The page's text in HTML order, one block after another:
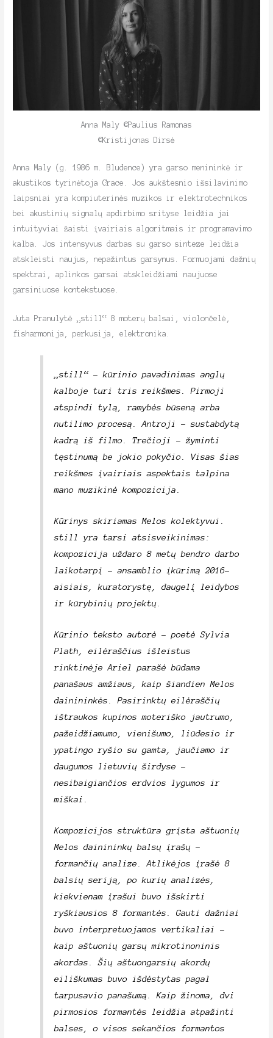
Anna Maly ©Paulius Ramonas
©Kristijonas Dirsė
Anna Maly (g. 1986 m. Bludence) yra garso menininkė ir
akustikos tyrinėtoja Grace. Jos aukštesnio išsilavinimo
laipsniai yra kompiuterinės muzikos ir elektrotechnikos
bei akustinių signalų apdirbimo srityse leidžia jai
intuityviai žaisti įvairiais algoritmais ir programavimo
kalba. Jos intensyvus darbas su garso sinteze leidžia
atskleisti naujus, nepažintus garsynus. Formuojami dažnių
spektrai, aplinkos garsai atskleidžiami naujuose
garsiniuose kontekstuose.
Juta Pranulytė „still“ ​​8 moterų balsai, violončelė,
fisharmonija, perkusija, elektronika.
„still“ – kūrinio pavadinimas anglų
kalboje turi tris reikšmes. Pirmoji
atspindi tylą, ramybės būseną arba
nutilimo procesą. Antroji – sustabdytą
kadrą iš filmo. Trečioji – žyminti
tęstinumą be jokio pokyčio. Visas šias
reikšmes įvairiais aspektais talpina
mano muzikinė kompozicija.
Kūrinys skiriamas Melos kolektyvui.
still yra tarsi atsisveikinimas:
kompozicija uždaro 8 metų bendro darbo
laikotarpį – ansamblio įkūrimą 2016-
aisiais, kuratorystę, daugelį leidybos
ir kūrybinių projektų.
Kūrinio teksto autorė – poetė Sylvia
Plath, eilėraščius išleistus
rinktinėje Ariel parašė būdama
panašaus amžiaus, kaip šiandien Melos
dainininkės. Pasirinktų eilėraščių
ištraukos kupinos moteriško jautrumo,
pažeidžiamumo, vienišumo, liūdesio ir
ypatingo ryšio su gamta, jaučiamo ir
daugumos lietuvių širdyse –
nesibaigiančios erdvios lygumos ir
miškai.
Kompozicijos struktūra grįsta aštuonių
Melos dainininkų balsų įrašų –
formančių analize. Atlikėjos įrašė 8
balsių seriją, po kurių analizės,
kiekvienam įrašui buvo išskirti
ryškiausios 8 formantės. Gauti dažniai
buvo interpretuojamos vertikaliai –
kaip aštuonių garsų mikrotinoninis
akordas. Šių aštuongarsių akordų
eiliškumas buvo išdėstytas pagal
tarpusavio panašumą. Kaip žinoma, dvi
pirmosios formantės leidžia atpažinti
balses, o visos sekančios formantos